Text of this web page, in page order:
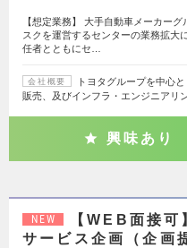
【想定業務】 大手自動車メーカー
スクを運営するセンターの業務拡大
任者とともにセ…
会社概要
トヨタグループを中心
販売、及びインフラ・エンジニアリ
興味あり
NEW
【WEB面接
サービス企画（企画